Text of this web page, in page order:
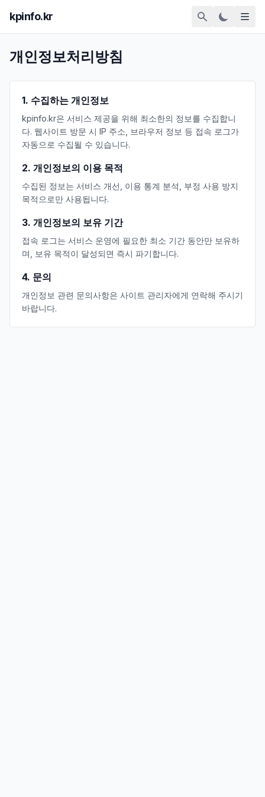
kpinfo.kr
개인정보처리방침
1. 수집하는 개인정보
kpinfo.kr은 서비스 제공을 위해 최소한의 정보를 수집합니
다. 웹사이트 방문 시 IP 주소, 브라우저 정보 등 접속 로그가
자동으로 수집될 수 있습니다.
2. 개인정보의 이용 목적
수집된 정보는 서비스 개선, 이용 통계 분석, 부정 사용 방지
목적으로만 사용됩니다.
3. 개인정보의 보유 기간
접속 로그는 서비스 운영에 필요한 최소 기간 동안만 보유하
며, 보유 목적이 달성되면 즉시 파기합니다.
4. 문의
개인정보 관련 문의사항은 사이트 관리자에게 연락해 주시기
바랍니다.